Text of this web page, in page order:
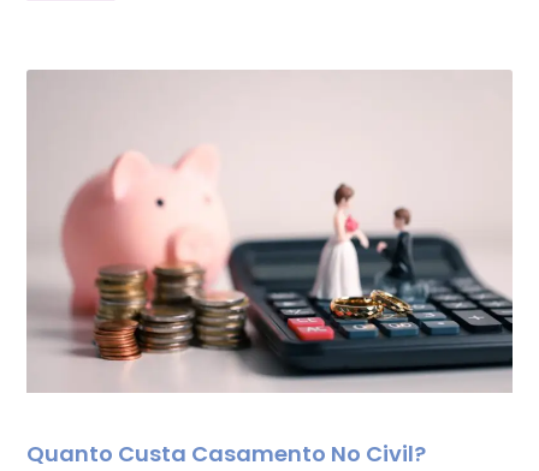
Quanto Custa Casamento No Civil?